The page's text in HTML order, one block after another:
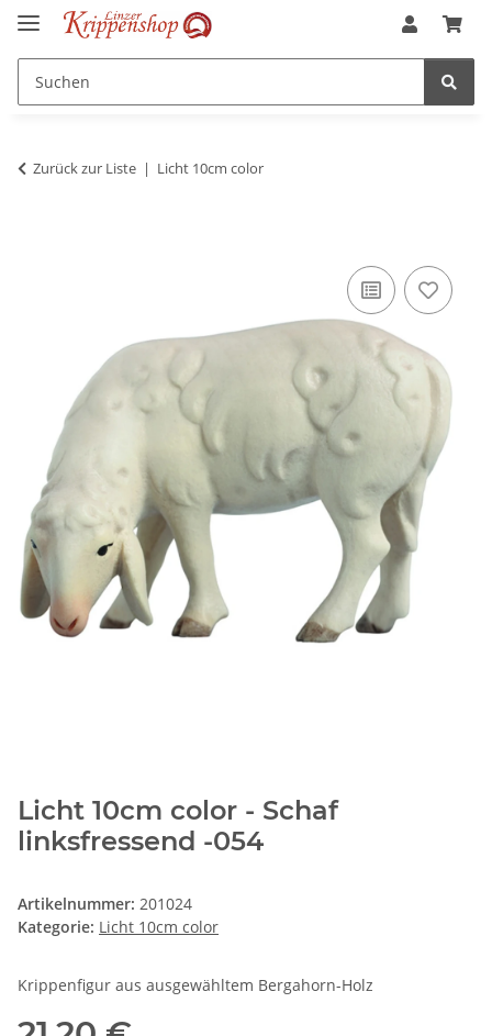
Zurück zur Liste Licht 10cm color
Licht 10cm color - Schaf
linksfressend -054
Artikelnummer: 201024
Kategorie: Licht 10cm color
Krippenfigur aus ausgewähltem Bergahorn-Holz